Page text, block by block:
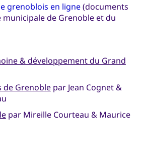
grenoblois en ligne(documents
de Grenoble et du
& développement du Grand
de Grenoblepar Jean Cognet &
par Mireille Courteau & Maurice